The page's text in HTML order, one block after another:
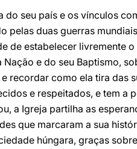
seu país e os vínculos
pelas duas guerras
de estabelecer livremente
e do seu Baptismo,
recordar como ela tira das
e respeitados, e tem a
a Igreja partilha as
que marcaram a sua
húngara, graças